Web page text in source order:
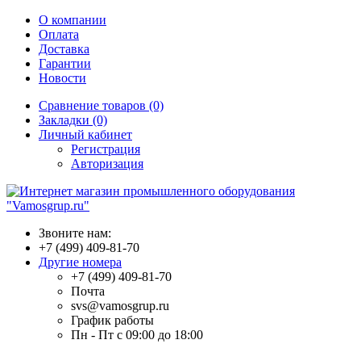
О компании
Оплата
Доставка
Гарантии
Новости
Сравнение товаров (0)
Закладки (0)
Личный кабинет
Регистрация
Авторизация
Звоните нам:
+7 (499) 409-81-70
Другие номера
+7 (499) 409-81-70
Почта
svs@vamosgrup.ru
График работы
Пн - Пт с 09:00 до 18:00